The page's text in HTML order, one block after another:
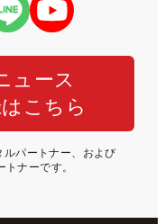
ュース
こちら
パートナー、および
ナーです。